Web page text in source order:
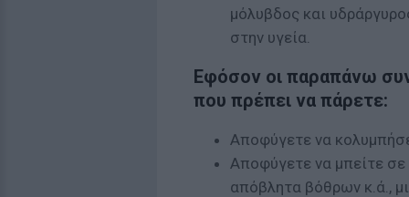
μόλυβδος και
στην υγεία.
Εφόσον οι παραπάνω
που πρέπει να πάρετε:
Αποφύγετε να
Αποφύγετε να μπείτε
απόβλητα βόθρων κ.ά.,